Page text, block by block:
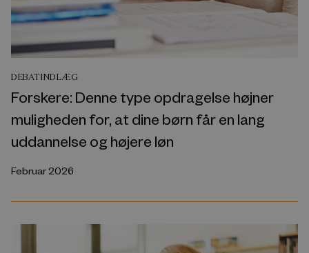
DEBATINDLÆG
Forskere: Denne type opdragelse højner
muligheden for, at dine børn får en lang
uddannelse og højere løn
Februar 2026